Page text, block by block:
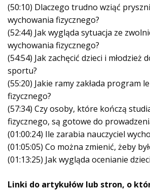
(50:10) Dlaczego trudno wziąć
wychowania fizycznego?
(52:44) Jak wygląda sytuacja ze
wychowania fizycznego?
(54:54) Jak zachęcić dzieci i młodzież
sportu?
(55:20) Jakie ramy zakłada program
fizycznego?
(57:34) Czy osoby, które kończą
fizycznego, są gotowe do
(01:00:24) Ile zarabia nauczyciel
(01:05:05) Co można zmienić, żeby
(01:13:25) Jak wygląda ocenianie
Linki do artykułów lub stron, o